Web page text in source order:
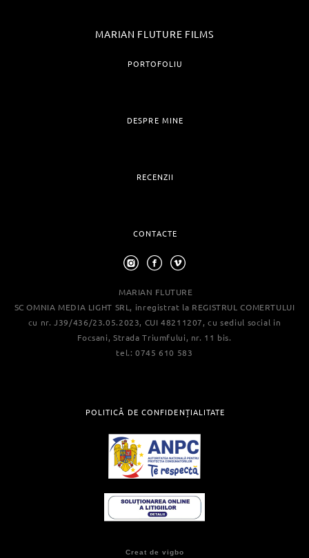
MARIAN FLUTURE FILMS
PORTOFOLIU
DESPRE MINE
RECENZII
CONTACTE
MARIAN FLUTURE
SC OMNIA MEDIA LIGHT SRL, inregistrat la REGISTRUL COMERTULUI
cu nr. J39/436/23.05.2023, CUI 48211207, cu sediul social in
Focsani, Strada Triumfului, nr. 11 bis.
tel.: 0745 610 583
POLITICĂ DE CONFIDENȚIALITATE
Creat de vigbo